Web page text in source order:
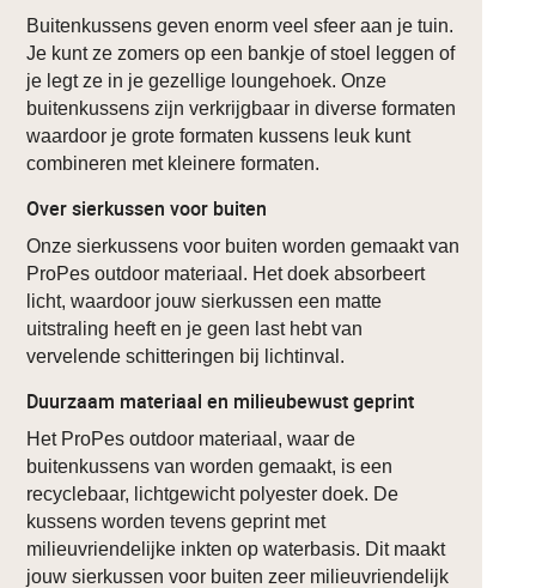
Buitenkussens geven enorm veel sfeer aan je tuin.
Je kunt ze zomers op een bankje of stoel leggen of
je legt ze in je gezellige loungehoek. Onze
buitenkussens zijn verkrijgbaar in diverse formaten
waardoor je grote formaten kussens leuk kunt
combineren met kleinere formaten.
Over sierkussen voor buiten
Onze sierkussens voor buiten worden gemaakt van
ProPes outdoor materiaal. Het doek absorbeert
licht, waardoor jouw sierkussen een matte
uitstraling heeft en je geen last hebt van
vervelende schitteringen bij lichtinval.
Duurzaam materiaal en milieubewust geprint
Het ProPes outdoor materiaal, waar de
buitenkussens van worden gemaakt, is een
recyclebaar, lichtgewicht polyester doek. De
kussens worden tevens geprint met
milieuvriendelijke inkten op waterbasis. Dit maakt
jouw sierkussen voor buiten zeer milieuvriendelijk